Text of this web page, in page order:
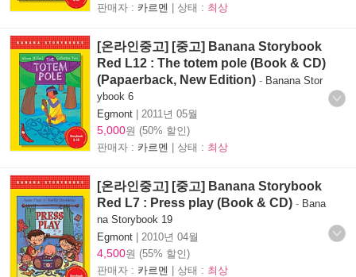
판매자 : 카르멘 | 상태 : 최상
[온라인중고] [중고] Banana Storybook
Red L12 : The totem pole (Book & CD)
(Papaerback, New Edition) - Banana Stor
ybook 6
Egmont | 2011년 05월
5,000원 (50% 할인)
판매자 : 카르멘 | 상태 : 최상
[온라인중고] [중고] Banana Storybook
Red L7 : Press play (Book & CD) - Bana
na Storybook 19
Egmont | 2010년 04월
4,500원 (55% 할인)
판매자 : 카르멘 | 상태 : 최상